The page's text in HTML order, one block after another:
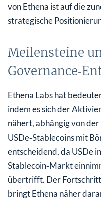
von Ethena ist auf die
strategische
Meilensteine
Ethena Labs hat
indem es sich der
nähert, abhängig von
USDe‑Stablecoins mit
entscheidend, da USDe
Stablecoin‑Markt
übertrifft. Der
bringt Ethena näher